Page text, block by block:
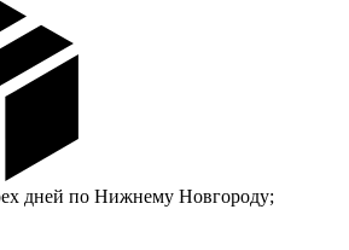
дней по Нижнему Новгороду;